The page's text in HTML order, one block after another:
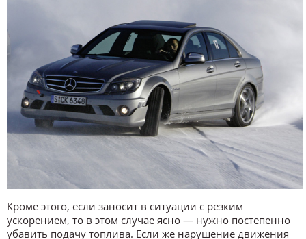
Кроме этого, если заносит в ситуации с резким
ускорением, то в этом случае ясно — нужно постепенно
убавить подачу топлива. Если же нарушение движения